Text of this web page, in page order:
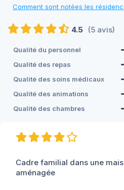
Comment sont notées les
4.5 (5 avis)
Qualité du personnel
Qualité des repas
Qualité des soins médicaux
Qualité des animations
Qualité des chambres
Cadre familial dans une
aménagée